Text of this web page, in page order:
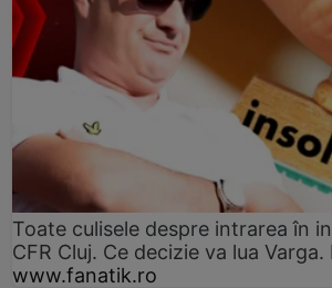
Toate culisele despre intrarea în
CFR Cluj. Ce decizie va lua Varga.
www.fanatik.ro